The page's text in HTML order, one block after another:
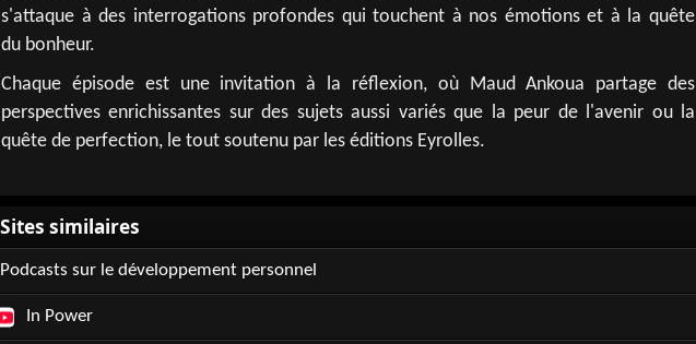
s'attaque à des interrogations profondes qui touchent à nos émotions et à la quête
du bonheur.
Chaque épisode est une invitation à la réflexion, où Maud Ankoua partage des
perspectives enrichissantes sur des sujets aussi variés que la peur de l'avenir ou la
quête de perfection, le tout soutenu par les éditions Eyrolles.
Podcasts sur le développement personnel
In Power